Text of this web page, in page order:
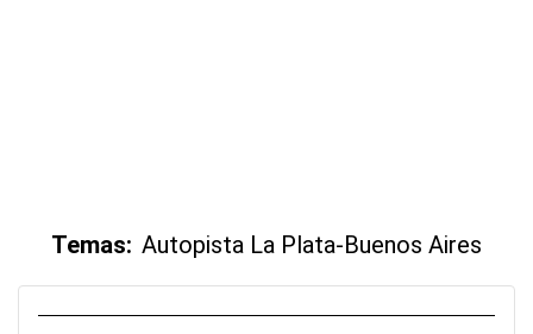
Temas: Autopista La Plata-Buenos Aires